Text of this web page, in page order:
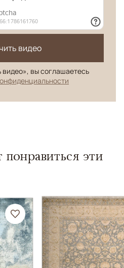
видео
вы соглашаетесь
эти